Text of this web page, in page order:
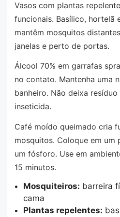
Vasos com plantas
funcionais. Basílico, hortelã
mantêm mosquitos
janelas e perto de portas.
Álcool 70% em garrafas
no contato. Mantenha uma
banheiro. Não deixa
inseticida.
Café moído queimado cria
mosquitos. Coloque em um
um fósforo. Use em
15 minutos.
Mosquiteiros: barreira
cama
Plantas repelentes: